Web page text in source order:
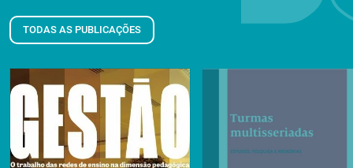
TODAS AS PUBLICAÇÕES